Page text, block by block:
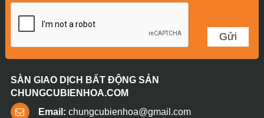
SÀN GIAO DỊCH BẤT ĐỘNG SẢN
CHUNGCUBIENHOA.COM
Email: chungcubienhoa@gmail.com